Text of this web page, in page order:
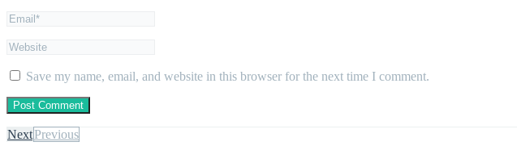
Save my name, email, and website in this browser for the next time I comment.
NextPrevious